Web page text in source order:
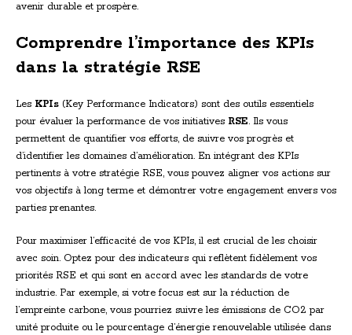
avenir durable et prospère.
Comprendre l’importance des KPIs
dans la stratégie RSE
Les KPIs (Key Performance Indicators) sont des outils essentiels
pour évaluer la performance de vos initiatives RSE. Ils vous
permettent de quantifier vos efforts, de suivre vos progrès et
d’identifier les domaines d’amélioration. En intégrant des KPIs
pertinents à votre stratégie RSE, vous pouvez aligner vos actions sur
vos objectifs à long terme et démontrer votre engagement envers vos
parties prenantes.
Pour maximiser l’efficacité de vos KPIs, il est crucial de les choisir
avec soin. Optez pour des indicateurs qui reflètent fidèlement vos
priorités RSE et qui sont en accord avec les standards de votre
industrie. Par exemple, si votre focus est sur la réduction de
l’empreinte carbone, vous pourriez suivre les émissions de CO2 par
unité produite ou le pourcentage d’énergie renouvelable utilisée dans